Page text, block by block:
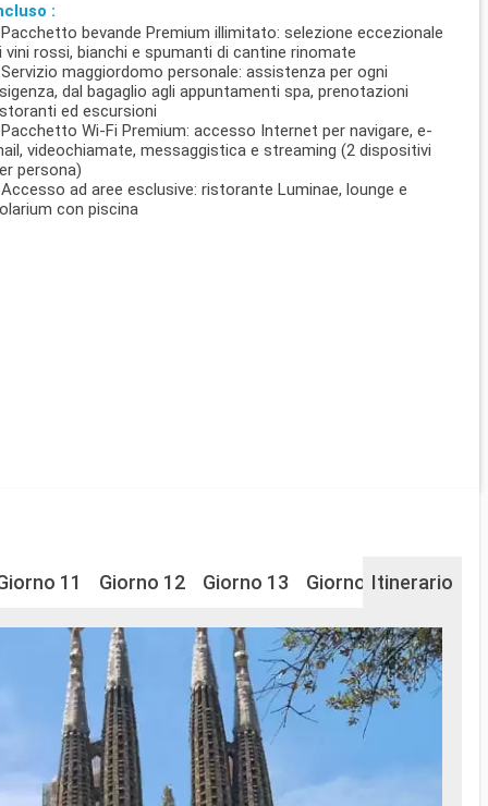
:
bevande Premium illimitato: selezione eccezionale
vini rossi, bianchi e spumanti di cantine rinomate
maggiordomo personale: assistenza per ogni
dal bagaglio agli appuntamenti spa, prenotazioni
ed escursioni
Wi-Fi Premium: accesso Internet per navigare, e-
videochiamate, messaggistica e streaming (2 dispositivi
persona)
ad aree esclusive: ristorante Luminae, lounge e
con piscina
11 Giorno 12 Giorno 13 Giorno 14 Giorno
Itinerario